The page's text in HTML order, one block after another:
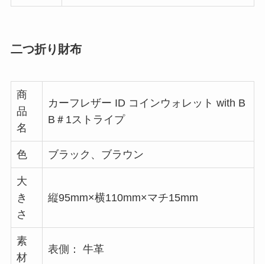
二つ折り財布
商
品
名
カーフレザー ID コインウォレット with B
B＃1ストライプ
色 ブラック、ブラウン
大
き
さ
縦95mm×横110mm×マチ15mm
素
材
表側： 牛革